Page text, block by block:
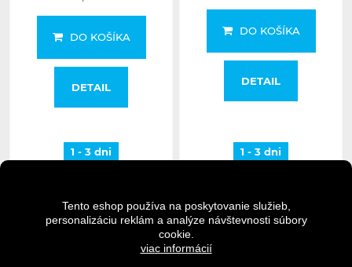
Tento eshop používa na poskytovanie služieb,
personalizáciu reklám a analýze návštevnosti súbory
cookie.
viac informácií
DO KOŠÍKA
DETAIL
1 - 3 dni
DO KOŠÍKA
DETAIL
1 - 3 dni